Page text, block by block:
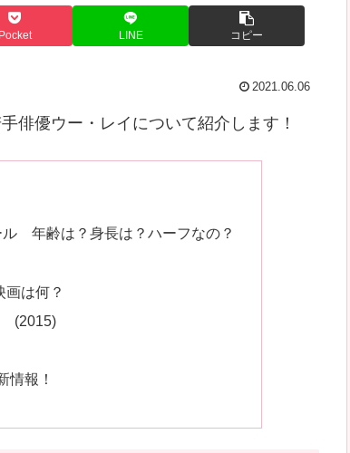
Pocket LINE コピー
2021.06.06
俳優ウー・レイについて紹介します！
年齢は？身長は？ハーフなの？
は何？
(2015)
情報！